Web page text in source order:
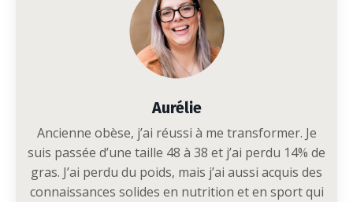
Aurélie
Ancienne obèse, j’ai réussi à me transformer. Je
suis passée d’une taille 48 à 38 et j’ai perdu 14% de
gras. J’ai perdu du poids, mais j’ai aussi acquis des
connaissances solides en nutrition et en sport qui